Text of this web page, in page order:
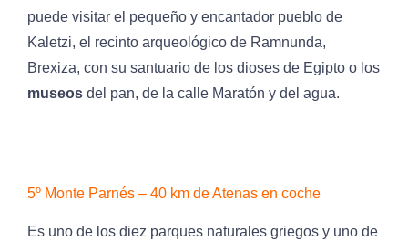
puede visitar el pequeño y encantador pueblo de
Kaletzi, el recinto arqueológico de Ramnunda,
Brexiza, con su santuario de los dioses de Egipto o los
museos del pan, de la calle Maratón y del agua.
5º Monte Parnés – 40 km de Atenas en coche
Es uno de los diez parques naturales griegos y uno de